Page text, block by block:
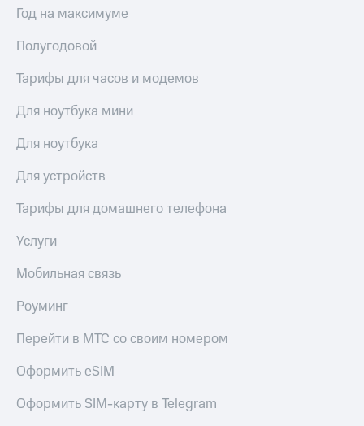
Год на максимуме
Полугодовой
Тарифы для часов и модемов
Для ноутбука мини
Для ноутбука
Для устройств
Тарифы для домашнего телефона
Услуги
Мобильная связь
Роуминг
Перейти в МТС со своим номером
Оформить eSIM
Оформить SIM-карту в Telegram